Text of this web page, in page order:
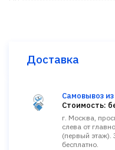
Доставка
Самовывоз
Стоимость:
г. Москва,
слева от
(первый этаж).
бесплатно.